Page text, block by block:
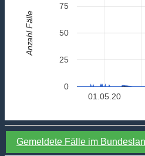
01.05.20
0
25
50
75
Anzahl Fälle
Gemeldete Fälle im